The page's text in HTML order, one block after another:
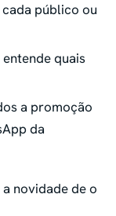
público ou
quais
a promoção
da
novidade de o